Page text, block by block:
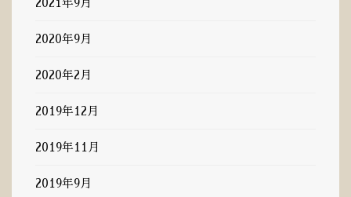
2021年9月
2020年9月
2020年2月
2019年12月
2019年11月
2019年9月